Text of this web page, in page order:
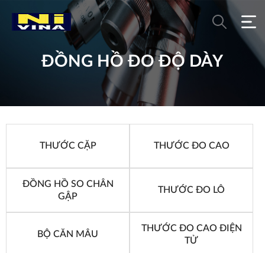
ĐỒNG HỒ ĐO ĐỘ DÀY
THƯỚC CẶP THƯỚC ĐO CAO
ĐỒNG HỒ SO CHÂN
GẬP
THƯỚC ĐO LỖ
BỘ CĂN MẪU
THƯỚC ĐO CAO ĐIỆN
TỬ